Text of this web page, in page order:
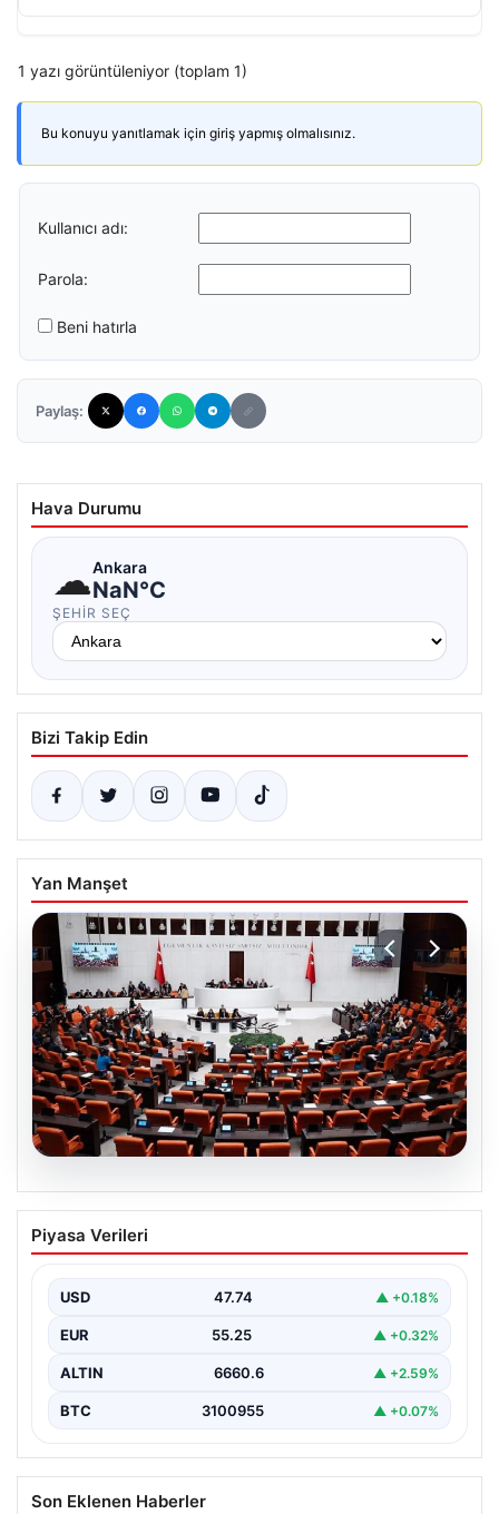
1 yazı görüntüleniyor (toplam 1)
Bu konuyu yanıtlamak için giriş yapmış olmalısınız.
Kullanıcı adı:
Parola:
Beni hatırla
Paylaş:
Hava Durumu
☁Ankara
NaN°C
ŞEHIR SEÇ
Bizi Takip Edin
Yan Manşet
09.08.2026
Terörsüz Türkiye Yasa Teklifi Yasama
Sürecinde Öne Çıkıyor
toplumsal bütünleşmeyi güçlendirmeyi amaçlayan yeni
yasa tasarısı…
Piyasa Verileri
USD 47.74 ▲ +0.18%
EUR 55.25 ▲ +0.32%
ALTIN 6660.6 ▲ +2.59%
BTC 3100955 ▲ +0.07%
Son Eklenen Haberler